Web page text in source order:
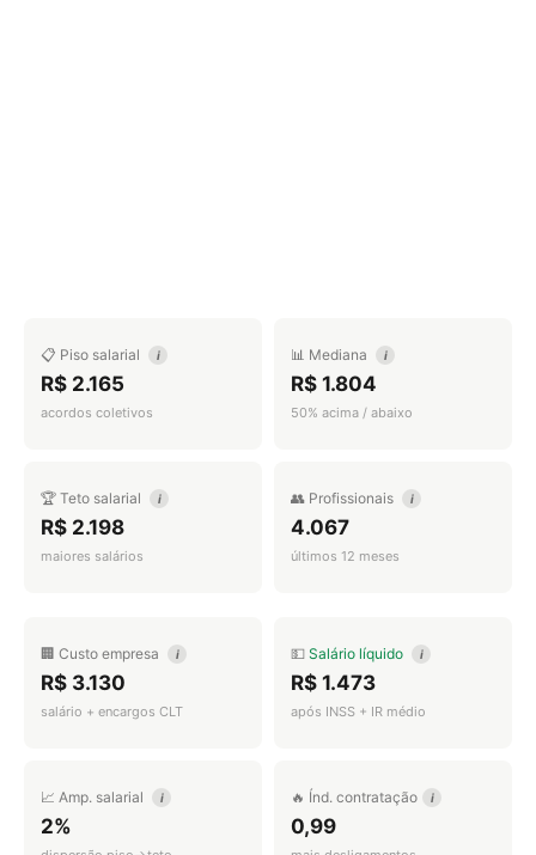
📋 Piso salarial i
R$ 2.165
acordos coletivos
📊 Mediana i
R$ 1.804
50% acima / abaixo
🏆 Teto salarial i
R$ 2.198
maiores salários
👥 Profissionais i
4.067
últimos 12 meses
🏢 Custo empresa i
R$ 3.130
salário + encargos CLT
💵 Salário líquido i
R$ 1.473
após INSS + IR médio
📈 Amp. salarial i
2%
🔥 Índ. contratação i
0,99